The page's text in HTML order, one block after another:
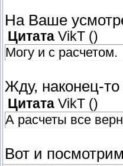
На Ваше
Цитата VikT ()
Могу и с расчетом.
Жду, наконец-
Цитата VikT ()
А расчеты все
Вот и